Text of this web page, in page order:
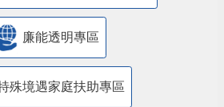
廉能透明專區
殊境遇家庭扶助專區